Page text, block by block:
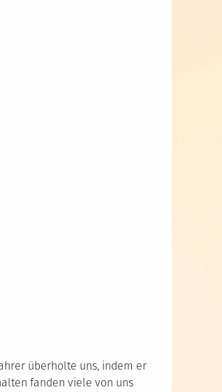
überholte uns, indem er
fanden viele von uns